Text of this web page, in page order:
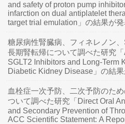
and safety of proton pump
infarction on dual antiplatelet
target trial emulation」の結果が発
糖尿病性腎臓病、フィネレノン、
長期腎転帰について調べた研究
SGLT2 Inhibitors and Long-Term
Diabetic Kidney Disease」の結果
血栓症一次予防、二次予防のた
ついて調べた研究「Direct Oral
and Secondary Prevention of
ACC Scientific Statement: A